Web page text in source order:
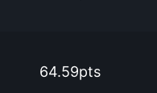
64.59pts